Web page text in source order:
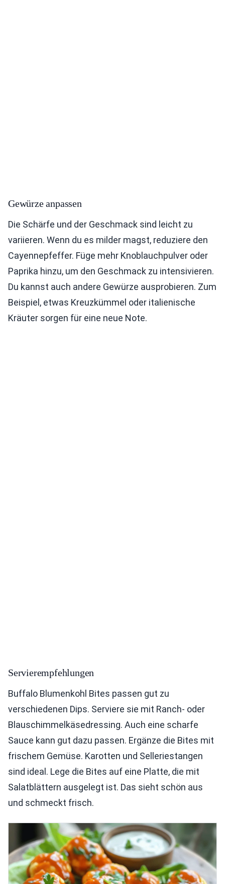
Gewürze anpassen
Die Schärfe und der Geschmack sind leicht zu
variieren. Wenn du es milder magst, reduziere den
Cayennepfeffer. Füge mehr Knoblauchpulver oder
Paprika hinzu, um den Geschmack zu intensivieren.
Du kannst auch andere Gewürze ausprobieren. Zum
Beispiel, etwas Kreuzkümmel oder italienische
Kräuter sorgen für eine neue Note.
Servierempfehlungen
Buffalo Blumenkohl Bites passen gut zu
verschiedenen Dips. Serviere sie mit Ranch- oder
Blauschimmelkäsedressing. Auch eine scharfe
Sauce kann gut dazu passen. Ergänze die Bites mit
frischem Gemüse. Karotten und Selleriestangen
sind ideal. Lege die Bites auf eine Platte, die mit
Salatblättern ausgelegt ist. Das sieht schön aus
und schmeckt frisch.